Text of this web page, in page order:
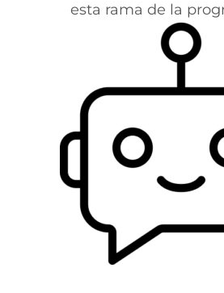
esta rama de la